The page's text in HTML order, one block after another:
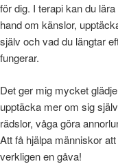
för dig. I terapi kan du
hand om känslor,
själv och vad du längtar
fungerar.
Det ger mig mycket
upptäcka mer om sig
rädslor, våga göra
Att få hjälpa människor
verkligen en gåva!